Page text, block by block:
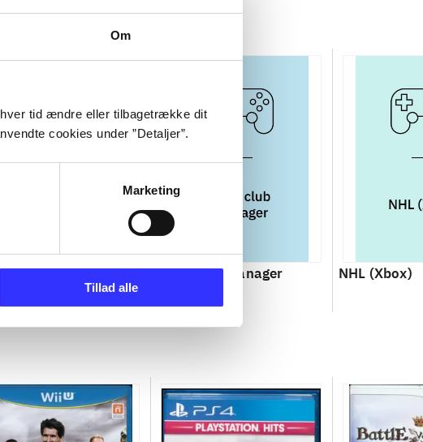
Om
tid ændre eller tilbagetrække dit
cookies under ”Detaljer”.
Marketing
Tillad alle
2000 : SBK
Total club manager NHL (Xbox)